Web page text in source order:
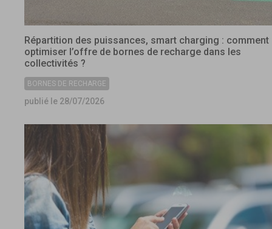
Répartition des puissances, smart charging : comment
optimiser l’offre de bornes de recharge dans les
collectivités ?
BORNES DE RECHARGE
publié le 28/07/2026